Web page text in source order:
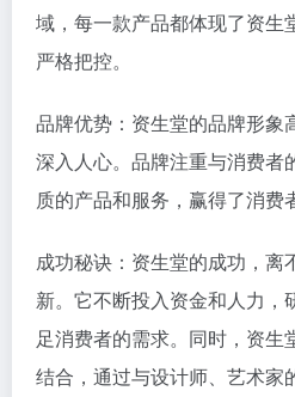
域，每一款产品都体现了资生
严格把控。
品牌优势：资生堂的品牌形象
深入人心。品牌注重与消费者
质的产品和服务，赢得了消费
成功秘诀：资生堂的成功，离
新。它不断投入资金和人力，
足消费者的需求。同时，资生
结合，通过与设计师、艺术家